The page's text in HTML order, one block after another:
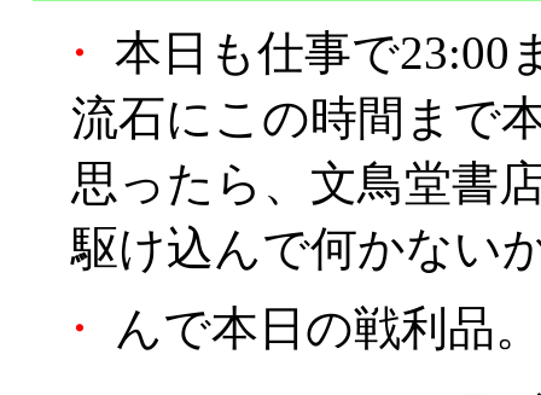
・
本日も仕事で23:00
流石にこの時間まで
思ったら、文鳥堂書
駆け込んで何かない
・
んで本日の戦利品